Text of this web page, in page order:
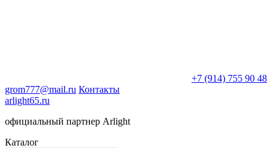
+7 (914) 755 90 48
grom777@mail.ru Контакты
arlight65.ru
официальный партнер Arlight
Каталог